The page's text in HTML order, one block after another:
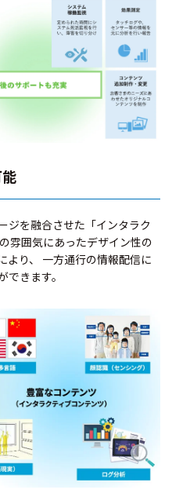
ジを融合させた「インタラク
雰囲気にあったデザイン性の
より、 一方通行の情報配信に
きます。